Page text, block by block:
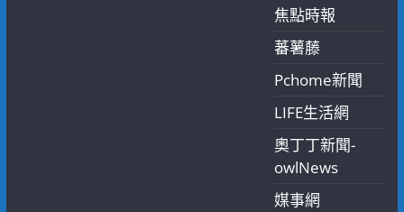
焦點時報
蕃薯藤
Pchome新聞
LIFE生活網
奧丁丁新聞-
owlNews
媒事網